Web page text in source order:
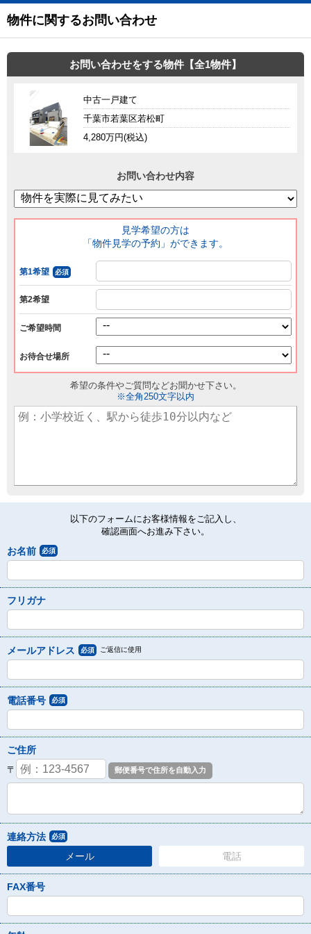
物件に関するお問い合わせ
お問い合わせをする物件【全1物件】
中古一戸建て
千葉市若葉区若松町
4,280万円(税込)
お問い合わせ内容
見学希望の方は
「物件見学の予約」ができます。
第1希望 必須
第2希望
ご希望時間
お待合せ場所
希望の条件やご質問などお聞かせ下さい。
※全角250文字以内
以下のフォームにお客様情報をご記入し、
確認画面へお進み下さい。
お名前 必須
フリガナ
メールアドレス 必須 ご返信に使用
電話番号 必須
ご住所
〒
連絡方法 必須
メール 電話
FAX番号